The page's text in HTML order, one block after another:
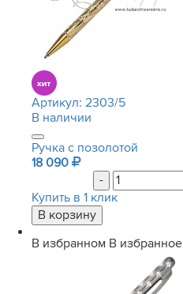
Артикул: 2303/5
В наличии
Ручка с позолотой
18 090
-
Купить в 1 клик
В избранном В избранное